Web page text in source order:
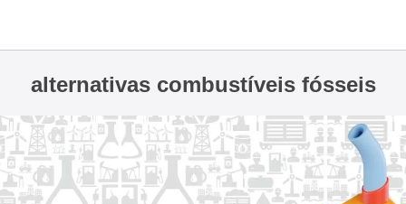
alternativas combustíveis fósseis